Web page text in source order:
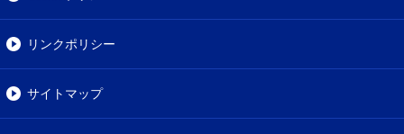
リンクポリシー
サイトマップ